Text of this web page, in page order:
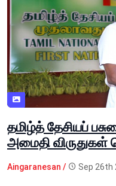
தமிழ்த் தேசியப்
அமைதி விருதுகள்
Aingaranesan / Sep 26th